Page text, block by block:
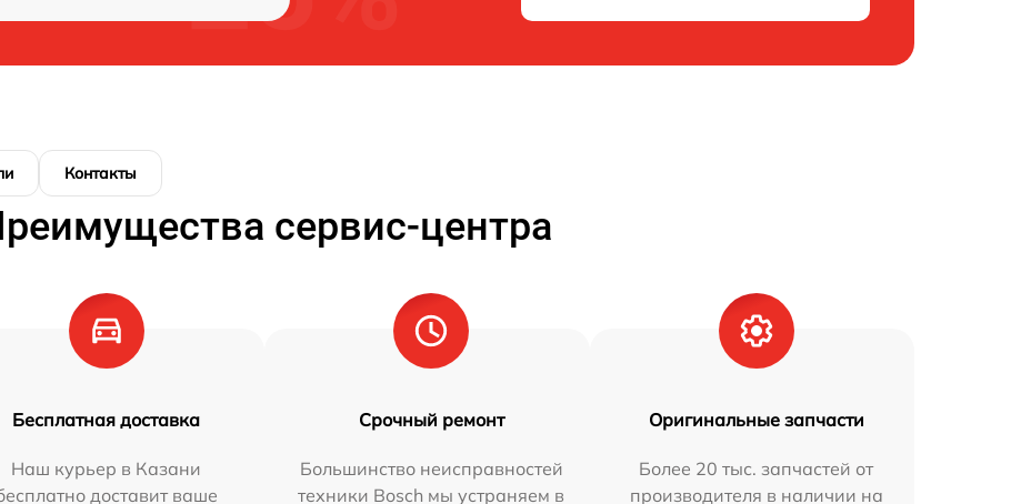
Контакты
сервис-центра
Бесплатная доставка
Наш курьер в Казани
доставит ваше
Срочный ремонт
Большинство неисправностей
техники Bosch мы устраняем в
Оригинальные запчасти
Более 20 тыс. запчастей от
производителя в наличии на